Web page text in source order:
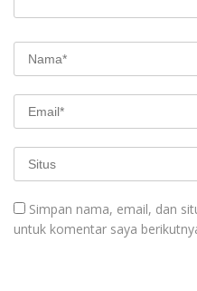
Simpan nama, email, dan
untuk komentar saya